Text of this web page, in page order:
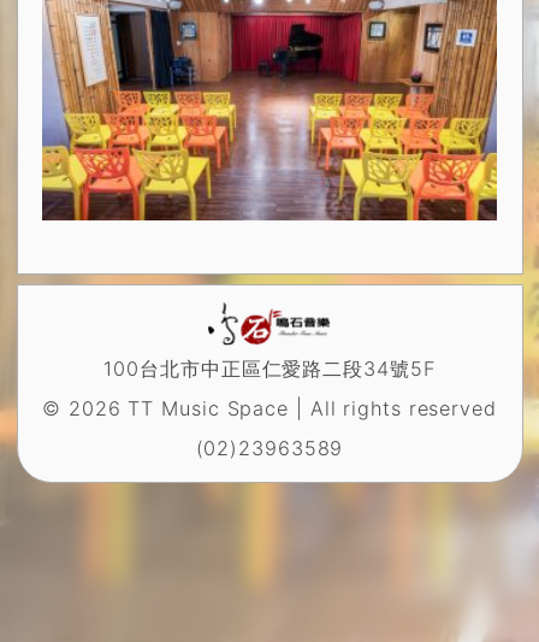
100台北市中正區仁愛路二段34號5F
© 2026 TT Music Space | All rights reserved
(02)23963589